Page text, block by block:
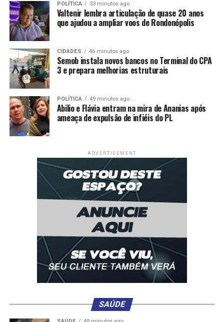
fonte: https://www.chapadadosguimaraes.mt.gov.br/
Fonte: Blog Do Pedro Luis
POLÍTICA 33 minutos ago
Valtenir lembra articulação de quase 20 anos
que ajudou a ampliar voos de Rondonópolis
CIDADES 46 minutos ago
Semob instala novos bancos no Terminal do CPA
3 e prepara melhorias estruturais
POLÍTICA 49 minutos ago
Abilio e Flávia entram na mira de Ananias após
ameaça de expulsão de infiéis do PL
ADVERTISEMENT
SAÚDE